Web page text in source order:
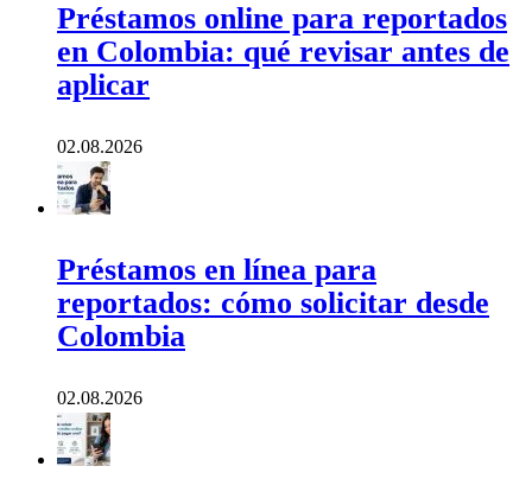
Préstamos online para reportados
en Colombia: qué revisar antes de
aplicar
02.08.2026
Préstamos en línea para
reportados: cómo solicitar desde
Colombia
02.08.2026